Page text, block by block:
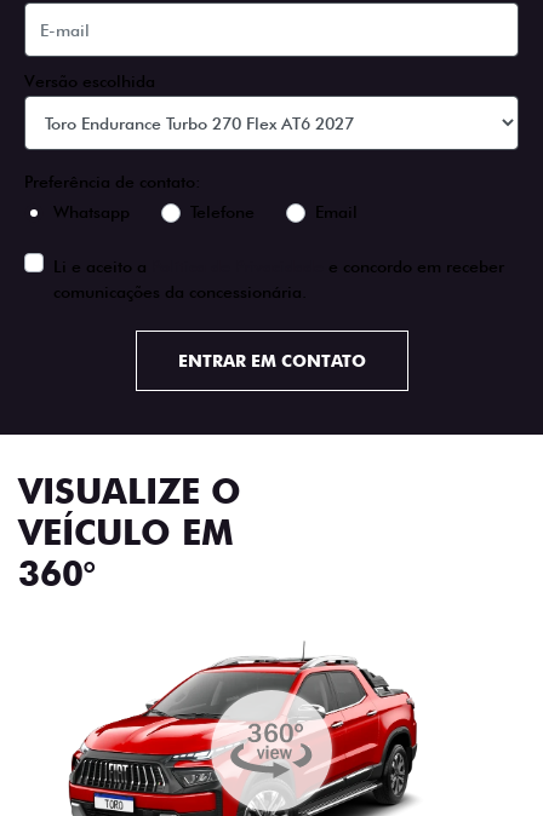
Versão escolhida
Preferência de contato:
Whatsapp
Telefone Email
Li e aceito a
e concordo em receber
comunicações da concessionária.
ENTRAR EM CONTATO
VISUALIZE O
VEÍCULO EM
360°